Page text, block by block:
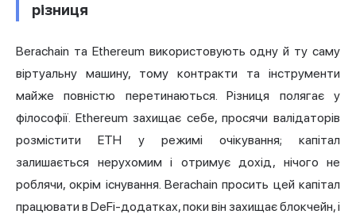
різниця
Berachain та Ethereum використовують одну й ту саму
віртуальну машину, тому контракти та інструменти
майже повністю перетинаються. Різниця полягає у
філософії. Ethereum захищає себе, просячи валідаторів
розмістити ETH у режимі очікування; капітал
залишається нерухомим і отримує дохід, нічого не
роблячи, окрім існування. Berachain просить цей капітал
працювати в DeFi-додатках, поки він захищає блокчейн, і